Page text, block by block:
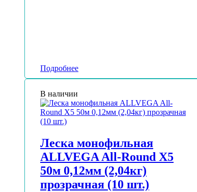
Подробнее
В наличии
Леска монофильная
ALLVEGA All-Round Х5
50м 0,12мм (2,04кг)
прозрачная (10 шт.)